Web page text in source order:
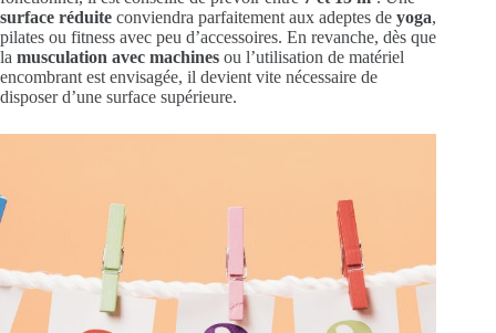
surface réduite conviendra parfaitement aux adeptes de yoga,
pilates ou fitness avec peu d’accessoires. En revanche, dès que
la musculation avec machines ou l’utilisation de matériel
encombrant est envisagée, il devient vite nécessaire de
disposer d’une surface supérieure.